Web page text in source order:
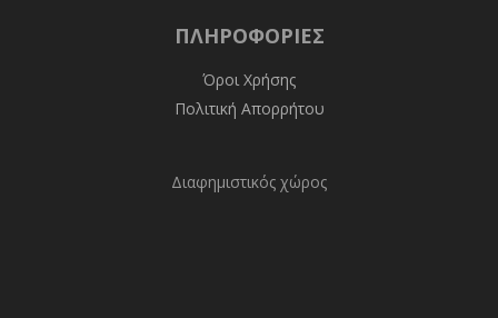
ΠΛΗΡΟΦΟΡΊΕΣ
Όροι Χρήσης
Πολιτική Απορρήτου
Διαφημιστικός χώρος